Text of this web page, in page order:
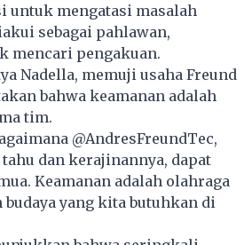
untuk mengatasi masalah
sebagai pahlawan,
mencari pengakuan.
Nadella, memuji usaha Freund
bahwa keamanan adalah
tim.
@AndresFreundTec,
dan kerajinannya, dapat
Keamanan adalah olahraga
yang kita butuhkan di